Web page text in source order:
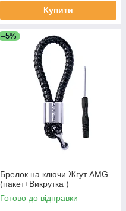
Купити
–5%
Брелок на ключи Жгут AMG
(пакет+Викрутка )
Готово до відправки